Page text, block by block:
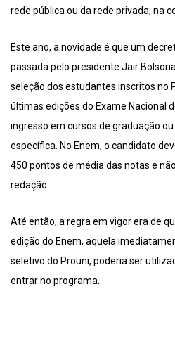
rede pública ou da rede privada, na
Este ano, a novidade é que um
passada pelo presidente Jair
seleção dos estudantes inscritos no
últimas edições do Exame Nacional
ingresso em cursos de graduação
específica. No Enem, o candidato
450 pontos de média das notas e
redação.
Até então, a regra em vigor era de
edição do Enem, aquela
seletivo do Prouni, poderia ser
entrar no programa.